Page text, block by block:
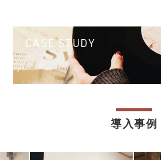
CASE STUDY
導入事例